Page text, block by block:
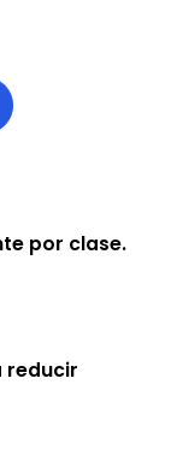
por clase.
reducir